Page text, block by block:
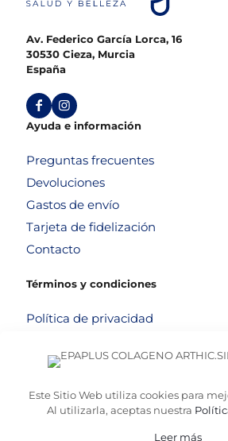
Av. Federico García Lorca, 16
30530 Cieza, Murcia
España
Ayuda e información
Preguntas frecuentes
Devoluciones
Gastos de envío
Tarjeta de fidelización
Contacto
Términos y condiciones
Política de privacidad
Aviso legal
Este Sitio Web utiliza cookies para
Al utilizarla, aceptas nuestra
Leer más